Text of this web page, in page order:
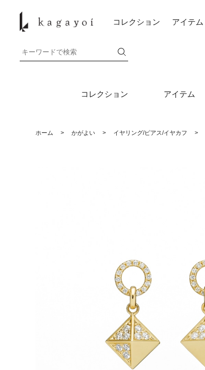
コレクション アイテム
コレクション アイテム
ホーム > かがよい > イヤリング/ピアス/イヤカフ >